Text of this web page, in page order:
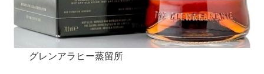
グレンアラヒー蒸留所